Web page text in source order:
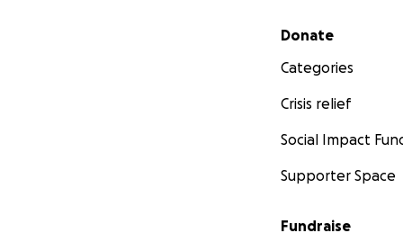
Secondary menu
Donate
Categories
Crisis relief
Social Impact
Supporter Space
Fundraise